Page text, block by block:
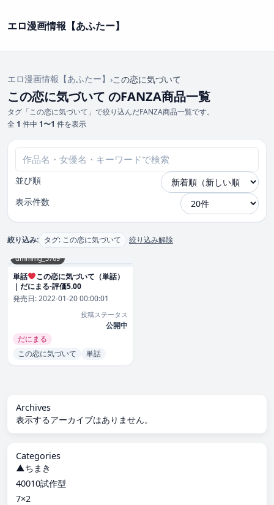
エロ漫画情報【あふたー】
エロ漫画情報【あふたー】 ›この恋に気づいて
この恋に気づいて のFANZA商品一覧
タグ「この恋に気づいて」で絞り込んだFANZA商品一覧です。
全 1 件中 1〜1 件を表示
並び順
表示件数
絞り込み: タグ: この恋に気づいて 絞り込み解除
dmmmg_3769
単話
この恋に気づいて（単話）
｜だにまる-評価5.00
発売日:2022-01-20 00:00:01
投稿ステータス
公開中
だにまる
この恋に気づいて
単話
Archives
表示するアーカイブはありません。
Categories
▲ちまき
40010試作型
7×2